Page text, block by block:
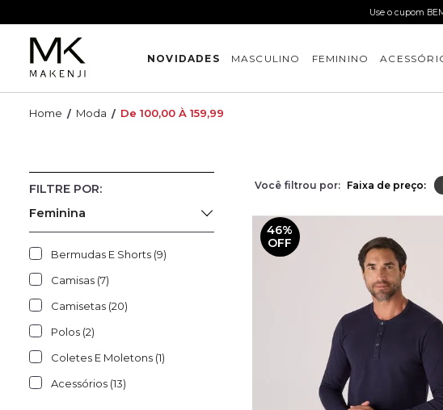
Use o cupom
NOVIDADES MASCULINO FEMININO
Moda De 100,00 À 159,99
Feminina
Bermudas E Shorts (9)
Camisas (7)
Camisetas (20)
Polos (2)
Coletes E Moletons (1)
Acessórios (13)
Você filtrou por: Faixa de preço:
46%
OFF